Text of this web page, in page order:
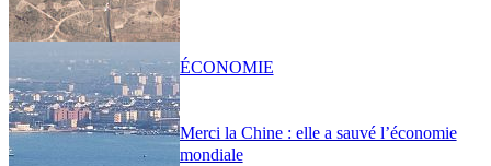
Merci la Chine : elle a sauvé l’économie
mondiale
ÉCONOMIE